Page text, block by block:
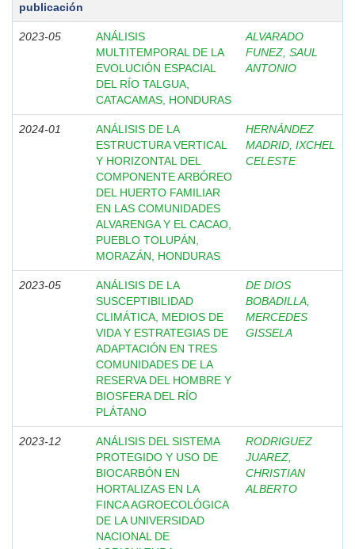
publicación
2023-05
ANÁLISIS
MULTITEMPORAL DE LA
EVOLUCIÓN ESPACIAL
DEL RÍO TALGUA,
CATACAMAS, HONDURAS
ALVARADO
FUNEZ, SAUL
ANTONIO
2024-01
ANÁLISIS DE LA
ESTRUCTURA VERTICAL
Y HORIZONTAL DEL
COMPONENTE ARBÓREO
DEL HUERTO FAMILIAR
EN LAS COMUNIDADES
ALVARENGA Y EL CACAO,
PUEBLO TOLUPÁN,
MORAZÁN, HONDURAS
HERNÁNDEZ
MADRID, IXCHEL
CELESTE
2023-05
ANÁLISIS DE LA
SUSCEPTIBILIDAD
CLIMÁTICA, MEDIOS DE
VIDA Y ESTRATEGIAS DE
ADAPTACIÓN EN TRES
COMUNIDADES DE LA
RESERVA DEL HOMBRE Y
BIOSFERA DEL RÍO
PLÁTANO
DE DIOS
BOBADILLA,
MERCEDES
GISSELA
2023-12
ANÁLISIS DEL SISTEMA
PROTEGIDO Y USO DE
BIOCARBÓN EN
HORTALIZAS EN LA
FINCA AGROECOLÓGICA
DE LA UNIVERSIDAD
NACIONAL DE
RODRIGUEZ
JUAREZ,
CHRISTIAN
ALBERTO